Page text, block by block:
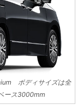
ボディサイズは全
ース3000mm